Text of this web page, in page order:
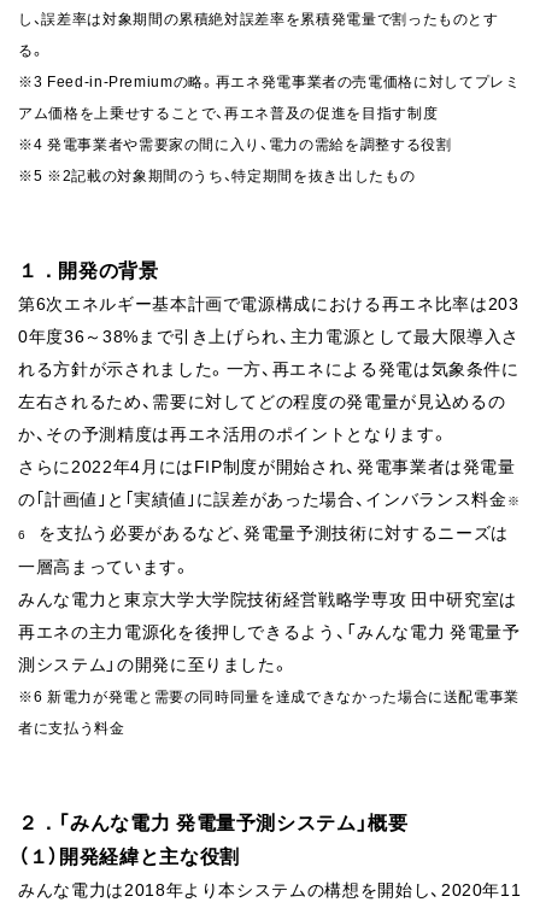
し、誤差率は対象期間の累積絶対誤差率を累積発電量で割ったものとす
る。
※3 Feed-in-Premiumの略。再エネ発電事業者の売電価格に対してプレミ
アム価格を上乗せすることで、再エネ普及の促進を目指す制度
※4 発電事業者や需要家の間に入り、電力の需給を調整する役割
※5 ※2記載の対象期間のうち、特定期間を抜き出したもの
１．開発の背景
第6次エネルギー基本計画で電源構成における再エネ比率は203
0年度36～38%まで引き上げられ、主力電源として最大限導入さ
れる方針が示されました。一方、再エネによる発電は気象条件に
左右されるため、需要に対してどの程度の発電量が見込めるの
か、その予測精度は再エネ活用のポイントとなります。
さらに2022年4月にはFIP制度が開始され、発電事業者は発電量
の｢計画値｣と｢実績値｣に誤差があった場合、インバランス料金 ※
6 を支払う必要があるなど、発電量予測技術に対するニーズは
一層高まっています。
みんな電力と東京大学大学院技術経営戦略学専攻 田中研究室は
再エネの主力電源化を後押しできるよう、「みんな電力 発電量予
測システム」の開発に至りました。
※6 新電力が発電と需要の同時同量を達成できなかった場合に送配電事業
者に支払う料金
２．「みんな電力 発電量予測システム」概要
（１）開発経緯と主な役割
みんな電力は2018年より本システムの構想を開始し、2020年11